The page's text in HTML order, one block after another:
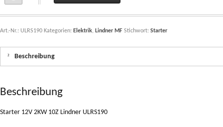
Art.-Nr.: ULRS190 Kategorien: Elektrik, Lindner MF Stichwort: Starter
Beschreibung
Beschreibung
Starter 12V 2KW 10Z Lindner ULRS190